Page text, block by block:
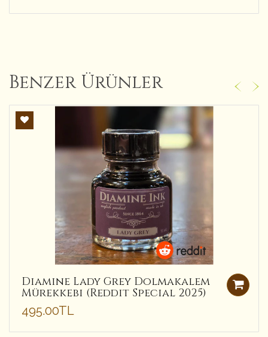
Benzer Ürünler
Diamine Lady Grey Dolmakalem
Mürekkebi (Reddit Special 2025)
495.00TL